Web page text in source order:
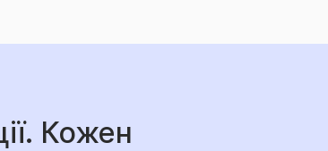
Кожен